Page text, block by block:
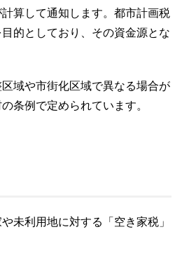
算して通知します。都市計画税
的としており、その資金源とな
域や市街化区域で異なる場合が
条例で定められています。
未利用地に対する「空き家税」